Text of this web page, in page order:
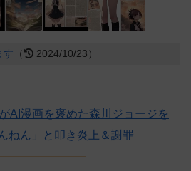
す （ 2024/10/23）
AI漫画を褒めた森川ジョージを
ねん」と叩き炎上＆謝罪